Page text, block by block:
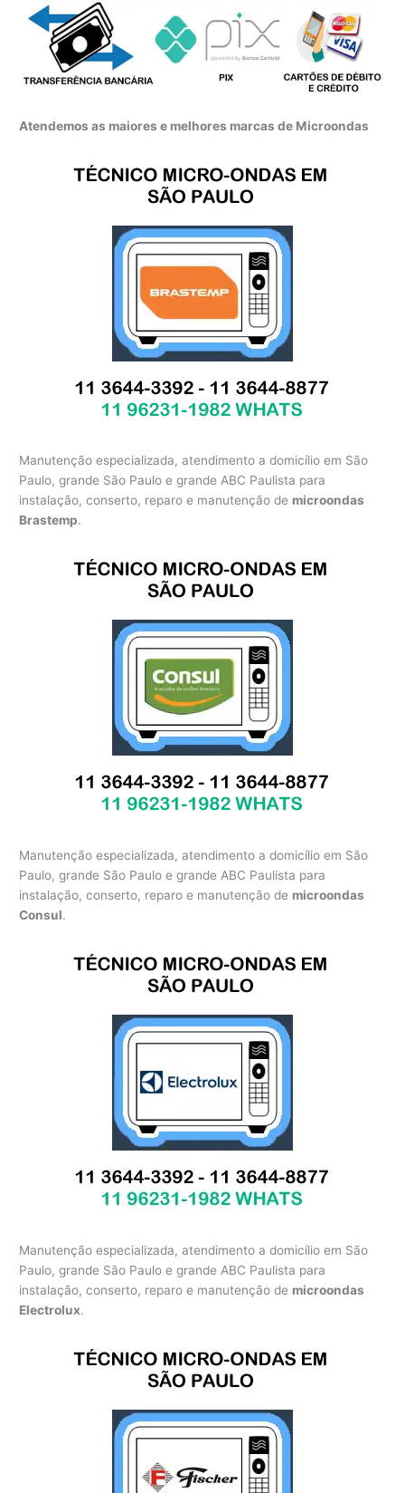
Atendemos as maiores e melhores marcas de Microondas
Manutenção especializada, atendimento a domicílio em São
Paulo, grande São Paulo e grande ABC Paulista para
instalação, conserto, reparo e manutenção de microondas
Brastemp.
Manutenção especializada, atendimento a domicílio em São
Paulo, grande São Paulo e grande ABC Paulista para
instalação, conserto, reparo e manutenção de microondas
Consul.
Manutenção especializada, atendimento a domicílio em São
Paulo, grande São Paulo e grande ABC Paulista para
instalação, conserto, reparo e manutenção de microondas
Electrolux.